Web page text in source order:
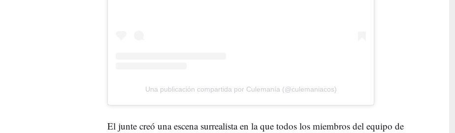
Una publicación compartida por Culemanía (@culemaniacos)
El junte creó una escena surrealista en la que todos los miembros del equipo de